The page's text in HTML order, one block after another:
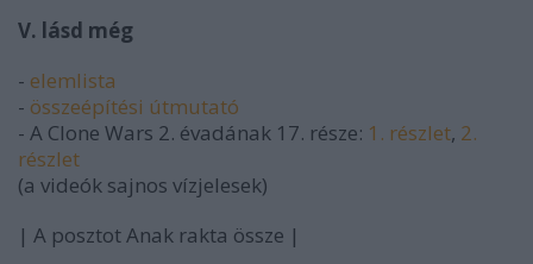
V. lásd még
- elemlista
- összeépítési útmutató
- A Clone Wars 2. évadának 17. része: 1. részlet, 2.
részlet
(a videók sajnos vízjelesek)
| A posztot Anak rakta össze |